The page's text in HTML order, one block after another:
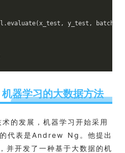
y_test,
器学习的大数据方法
的发展，机器学习开始采用
代表是Andrew Ng。他提出
并开发了一种基于大数据的机